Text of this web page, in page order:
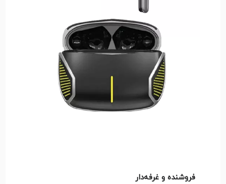
می‌دهند. این هدفون‌ها از تفکیک صدای خوبی برخوردارند
و آنها را برای گوش دادن به موسیقی، تماشای فیلم و
برقراری تماس صوتی ایده‌آل می‌کنند. میکروفون داخلی نیز
برای مکالمات در محیط‌های معمولی عملکرد خوبی دارد.
10 ساعت موسیقی یا مکالمه مداوم را پشتیبانی می‌کنند.
آنها از طریق پورت Micro-USB شارژ می‌شوند و زمان
فروشنده و غرفه‌دار